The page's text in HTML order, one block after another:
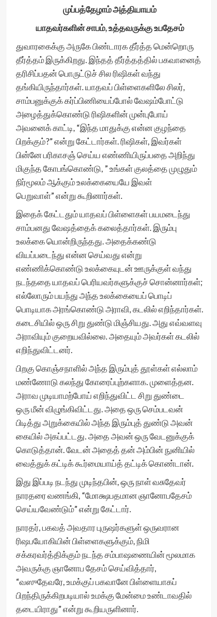
முப்பத்தேழாம் அத்தியாயம்
யாதவர்களின் சாபம், உத்தவருக்கு உபதேசம்
துவாரகைக்கு அருகே பிண்டாரக தீர்த்த மென்றொரு
தீர்த்தம் இருக்கிறது. இந்தத் தீர்த்தத்தில் பகவானைத்
தரிசிப்பதன் பொருட்டுச் சில ரிஷிகள் வந்து
தங்கியிருந்தார்கள். யாதவப் பிள்ளைகளிலே சிலர்,
சாம்பனுக்குக் கர்ப்பிணியைப்போல் வேஷம்போட்டு
அழைத்துக்கொண்டு ரிஷிகளின் முன்புபோய்
அவனைக் காட்டி, “இந்த மாதுக்கு என்ன குழந்தை
பிறக்கும்?” என்று கேட்டார்கள். ரிஷிகள், இவர்கள்
பின்னே பரிகாசஞ் செய்ய எண்ணியிருப்பதை அறிந்து
மிகுந்த கோபங்கொண்டு, ” உங்கள் குலத்தை முழுதும்
நிர்மூலம் ஆக்கும் உலக்கையையே இவள்
பெறுவாள்” என்று கூறினார்கள்.
இதைக் கேட்டதும் யாதவப் பிள்ளைகள் பயமடைந்து
சாம்பனது வேஷத்தைக் கலைத்தார்கள். இரும்பு
உலக்கை யொன்றிருந்தது. அதைக்கண்டு
வியப்படைந்து என்ன செய்வது என்று
எண்ணிக்கொண்டு உலக்கையுடன் ஊருக்குள் வந்து
நடந்ததை யாதவப் பெரியவர்களுக்குச் சொன்னார்கள்;
எல்லோரும் பயந்து அந்த உலக்கையைப் பொடிப்
பொடியாக அரங்கொண்டு அராவி, கடலில் எறிந்தார்கள்.
கடைசியில் ஒரு சிறு துண்டு மிஞ்சியது. அது எவ்வளவு
அராவியும் குறையவில்லை. அதையும் அவர்கள் கடலில்
எறிந்துவிட்டனர்.
பிறகு கொஞ்சநாளில் அந்த இரும்புத் தூள்கள் எல்லாம்
மண்ணோடு கலந்து கோரைப்புற்களாக. முளைத்தன.
அராவ முடியாமற்போய் எறிந்துவிட்ட சிறு துண்டை
ஒரு மீன் விழுங்கிவிட்டது. அதை ஒரு செம்படவன்
பிடித்து அறுக்கையில் அந்த இரும்புத் துண்டு அவன்
கையில் அகப்பட்டது. அதை அவன் ஒரு வேடனுக்குக்
கொடுத்தான். வேடன் அதைத் தன் அம்பின் நுனியில்
வைத்துக் கட்டிக் கூர்மையாய்த் தட்டிக் கொண்டான்.
இது இப்படி நடந்து முடிந்தபின், ஒரு நாள் வசுதேவர்
நாரதரை வணங்கி, “மோக்ஷபதமான ஞானோபதேசம்
செய்யவேண்டும்” என்று கேட்டார்.
நாரதர், பகவத் அவதார புருஷர்களுள் ஒருவரான
ரிஷபயோகியின் பிள்ளைகளுக்கும், நிமி
சக்கரவர்த்திக்கும் நடந்த சம்பாஷணையின் மூலமாக
அவருக்கு ஞானோப தேசம் செய்வித்தார்,
“வஸுதேவரே, உமக்குப் பகவானே பிள்ளையாகப்
பிறந்திருக்கிறபடியால் உமக்கு மேன்மை உண்டாவதில்
தடையிராது” என்று கூறியருளினார்.